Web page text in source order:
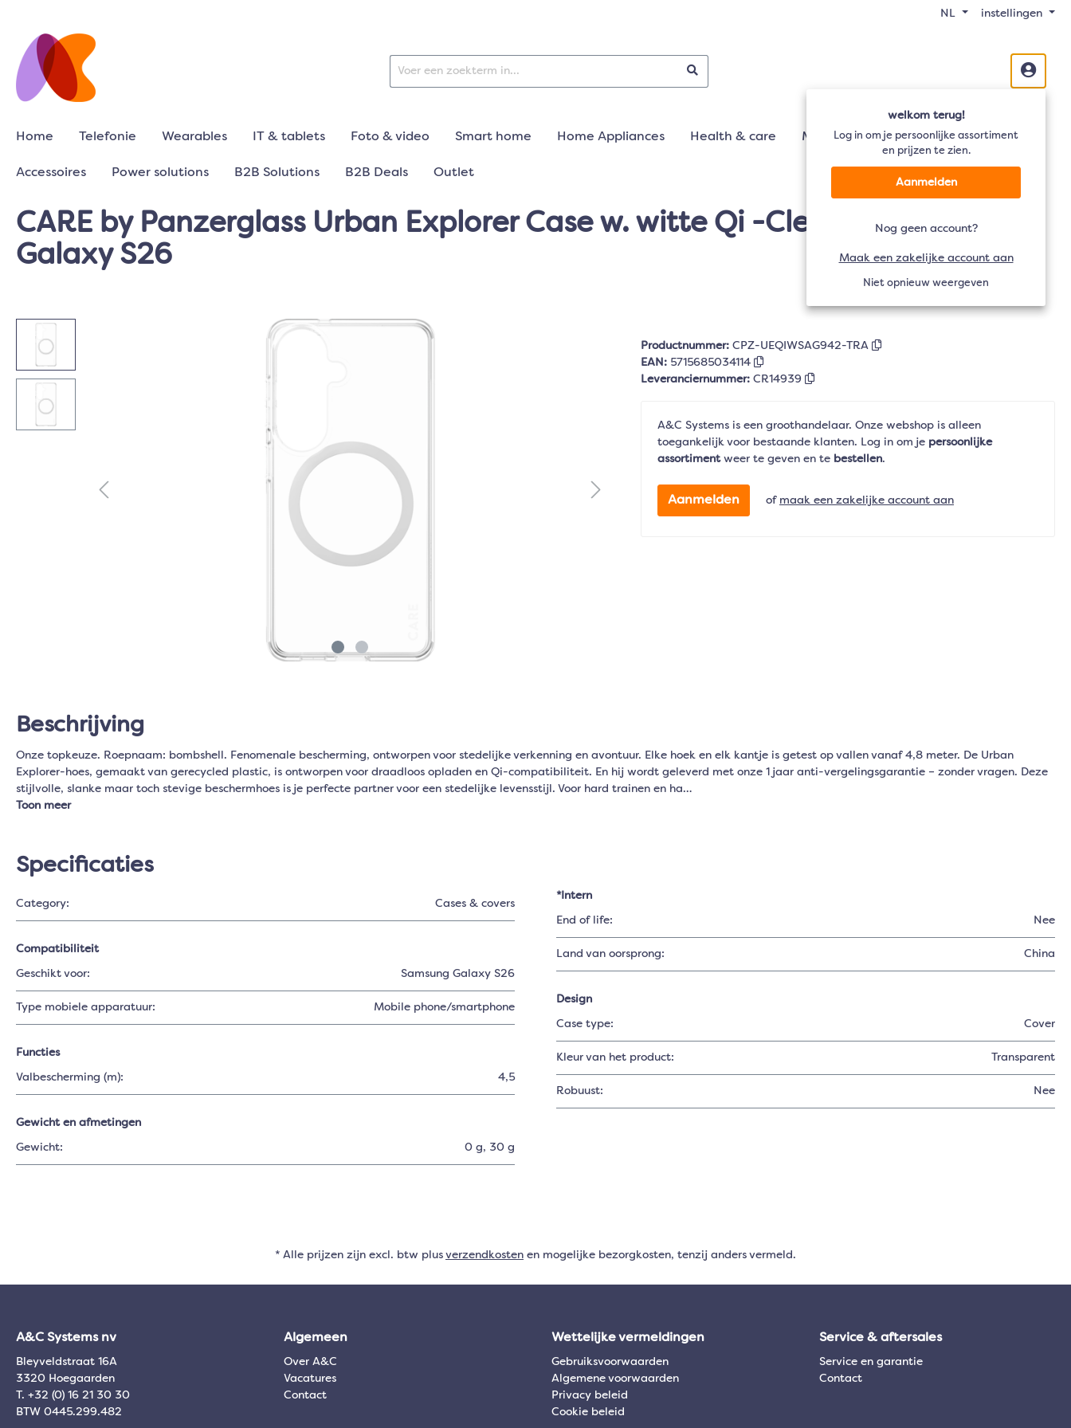
NL instellingen
welkom terug!
Log in om je persoonlijke assortiment
en prijzen te zien.
Aanmelden
Nog geen account?
Maak een zakelijke account aan
Niet opnieuw weergeven
Home Telefonie Wearables IT & tablets Foto & video Smart home Home Appliances Health & care Mobiliteit Audio TV
Accessoires Power solutions B2B Solutions B2B Deals Outlet
CARE by Panzerglass Urban Explorer Case w. witte Qi -Clear- Samsung
Galaxy S26
Productnummer: CPZ-UEQIWSAG942-TRA
EAN: 5715685034114
Leveranciernummer: CR14939
A&C Systems is een groothandelaar. Onze webshop is alleen
toegankelijk voor bestaande klanten. Log in om je persoonlijke
assortimentweer te geven en te bestellen.
Aanmelden of maak een zakelijke account aan
Beschrijving
Onze topkeuze. Roepnaam: bombshell. Fenomenale bescherming, ontworpen voor stedelijke verkenning en avontuur. Elke hoek en elk kantje is getest op vallen vanaf 4,8 meter. De Urban
Explorer-hoes, gemaakt van gerecycled plastic, is ontworpen voor draadloos opladen en Qi-compatibiliteit. En hij wordt geleverd met onze 1 jaar anti-vergelingsgarantie – zonder vragen. Deze
stijlvolle, slanke maar toch stevige beschermhoes is je perfecte partner voor een stedelijke levensstijl. Voor hard trainen en ha…
Toon meer
Specificaties
Category: Cases & covers
*Intern
End of life: Nee
Land van oorsprong: China
Compatibiliteit
Geschikt voor: Samsung Galaxy S26
Type mobiele apparatuur: Mobile phone/smartphone
Design
Case type: Cover
Kleur van het product: Transparent
Robuust: Nee
Functies
Valbescherming (m): 4,5
Gewicht en afmetingen
Gewicht: 0 g, 30 g
* Alle prijzen zijn excl. btw plus verzendkosten en mogelijke bezorgkosten, tenzij anders vermeld.
A&C Systems nv
Bleyveldstraat 16A
3320 Hoegaarden
T. +32 (0) 16 21 30 30
BTW 0445.299.482
Algemeen
Over A&C
Vacatures
Contact
Wettelijke vermeldingen
Gebruiksvoorwaarden
Algemene voorwaarden
Privacy beleid
Cookie beleid
Service & aftersales
Service en garantie
Contact